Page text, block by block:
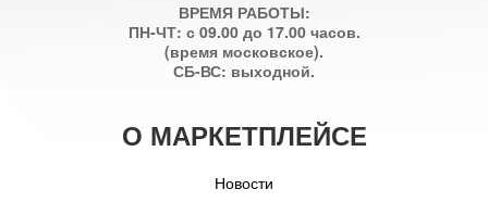
ВРЕМЯ РАБОТЫ:
ПН-ЧТ: с 09.00 до 17.00 часов.
(время московское).
СБ-ВС: выходной.
О МАРКЕТПЛЕЙСЕ
Новости